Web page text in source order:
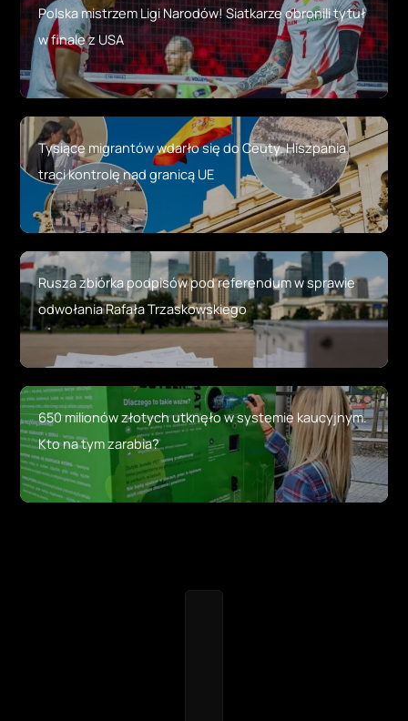
Polska mistrzem Ligi Narodów! Siatkarze obronili tytuł
w finale z USA
Tysiące migrantów wdarło się do Ceuty. Hiszpania
traci kontrolę nad granicą UE
Rusza zbiórka podpisów pod referendum w sprawie
odwołania Rafała Trzaskowskiego
650 milionów złotych utknęło w systemie kaucyjnym.
Kto na tym zarabia?